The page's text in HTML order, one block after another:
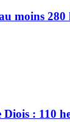
moins 280
: 110